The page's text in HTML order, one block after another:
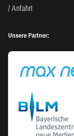
Anfahrt
Unsere Partner: